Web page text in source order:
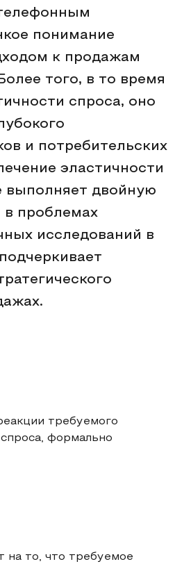
понимание
к продажам
того, в то время
спроса, оно
и потребительских
эластичности
выполняет двойную
в проблемах
исследований в
требуемого
формально
на то, что требуемое